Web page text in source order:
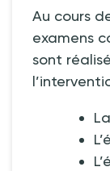
Au cours
examens
sont